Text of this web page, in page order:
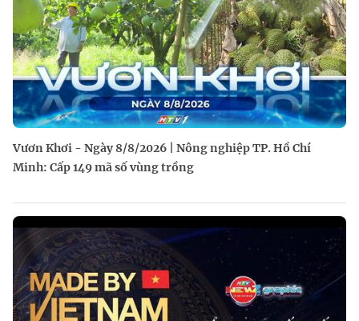
Vươn Khơi - Ngày 8/8/2026 | Nông nghiệp TP. Hồ Chí
Minh: Cấp 149 mã số vùng trồng